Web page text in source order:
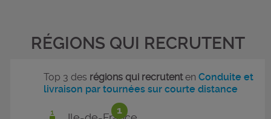
RÉGIONS QUI RECRUTENT
1
Top 3 des régions qui recrutentenConduite et
livraison par tournées sur courte distance